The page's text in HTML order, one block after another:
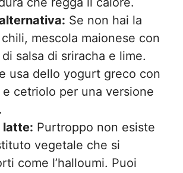
Se non hai la
mescola maionese con
di salsa di sriracha e lime.
usa dello yogurt greco con
e cetriolo per una versione
latte: Purtroppo non esiste
vegetale che si
come l’halloumi. Puoi